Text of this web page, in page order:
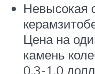
Невысокая
Цена на
камень
0,3-1,0